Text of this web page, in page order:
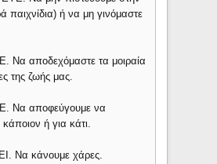
παιχνίδια) ή να μη γινόμαστε
αποδεχόμαστε τα μοιραία
της ζωής μας.
Να αποφεύγουμε να
ή για κάτι.
Να κάνουμε χάρες.